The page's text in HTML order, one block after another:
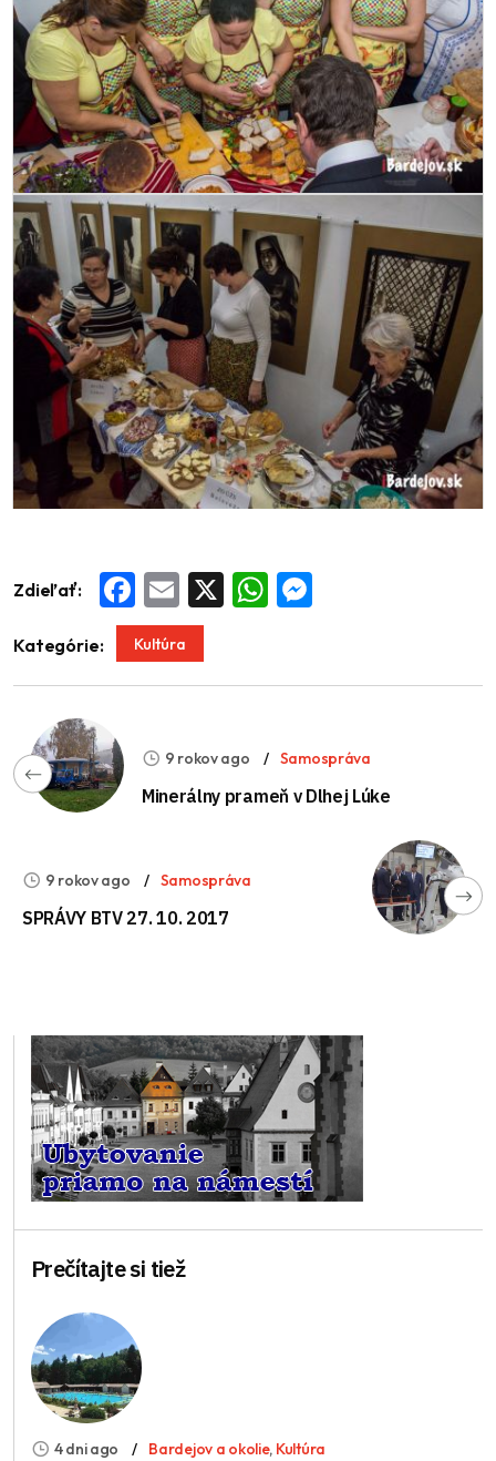
Zdieľať: Facebook
Email WhatsApp
Kategórie: Kultúra
9 rokov ago Samospráva
Minerálny prameň v Dlhej Lúke
9 rokov ago Samospráva
SPRÁVY BTV 27. 10. 2017
Prečítajte si tiež
4 dni ago Bardejov a okolie, Kultúra